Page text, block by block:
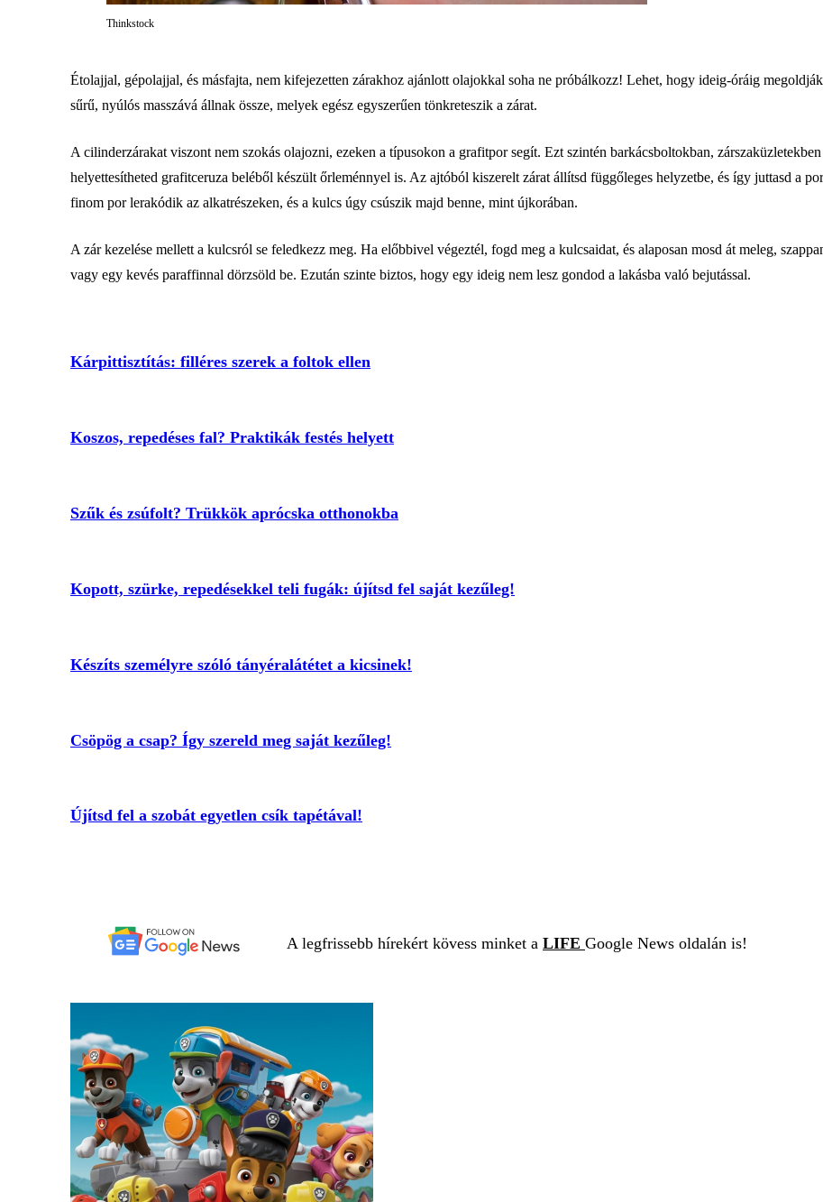
Thinkstock
Étolajjal, gépolajjal, és másfajta, nem kifejezetten zárakhoz ajánlott olajokkal soha ne próbálkozz! Lehet, hogy ideig-óráig
sűrű, nyúlós masszává állnak össze, melyek egész egyszerűen tönkreteszik a zárat.
A cilinderzárakat viszont nem szokás olajozni, ezeken a típusokon a grafitpor segít. Ezt szintén barkácsboltokban,
helyettesítheted grafitceruza beléből készült őrleménnyel is. Az ajtóból kiszerelt zárat állítsd függőleges helyzetbe, és így juttasd a
finom por lerakódik az alkatrészeken, és a kulcs úgy csúszik majd benne, mint újkorában.
A zár kezelése mellett a kulcsról se feledkezz meg. Ha előbbivel végeztél, fogd meg a kulcsaidat, és alaposan mosd át meleg,
vagy egy kevés paraffinnal dörzsöld be. Ezután szinte biztos, hogy egy ideig nem lesz gondod a lakásba való bejutással.
Kárpittisztítás: filléres szerek a foltok ellen
Koszos, repedéses fal? Praktikák festés helyett
Szűk és zsúfolt? Trükkök aprócska otthonokba
Kopott, szürke, repedésekkel teli fugák: újítsd fel saját kezűleg!
Készíts személyre szóló tányéralátétet a kicsinek!
Csöpög a csap? Így szereld meg saját kezűleg!
Újítsd fel a szobát egyetlen csík tapétával!
A legfrissebb hírekért kövess minket a LIFE Google News oldalán is!